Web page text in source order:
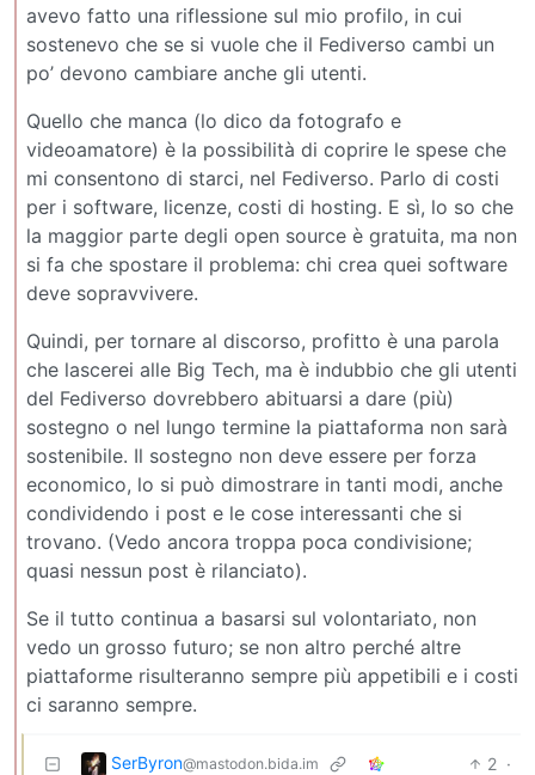
avevo fatto una riflessione sul mio profilo, in cui
sostenevo che se si vuole che il Fediverso cambi un
po’ devono cambiare anche gli utenti.
Quello che manca (lo dico da fotografo e
videoamatore) è la possibilità di coprire le spese che
mi consentono di starci, nel Fediverso. Parlo di costi
per i software, licenze, costi di hosting. E sì, lo so che
la maggior parte degli open source è gratuita, ma non
si fa che spostare il problema: chi crea quei software
deve sopravvivere.
Quindi, per tornare al discorso, profitto è una parola
che lascerei alle Big Tech, ma è indubbio che gli utenti
del Fediverso dovrebbero abituarsi a dare (più)
sostegno o nel lungo termine la piattaforma non sarà
sostenibile. Il sostegno non deve essere per forza
economico, lo si può dimostrare in tanti modi, anche
condividendo i post e le cose interessanti che si
trovano. (Vedo ancora troppa poca condivisione;
quasi nessun post è rilanciato).
Se il tutto continua a basarsi sul volontariato, non
vedo un grosso futuro; se non altro perché altre
piattaforme risulteranno sempre più appetibili e i costi
ci saranno sempre.
SerByron@mastodon.bida.im 2 ·